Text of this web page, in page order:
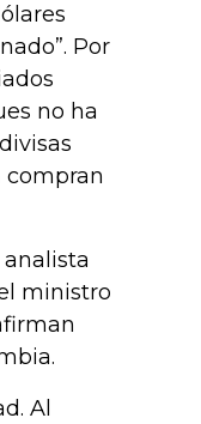
Por
no ha
compran
ministro
Al